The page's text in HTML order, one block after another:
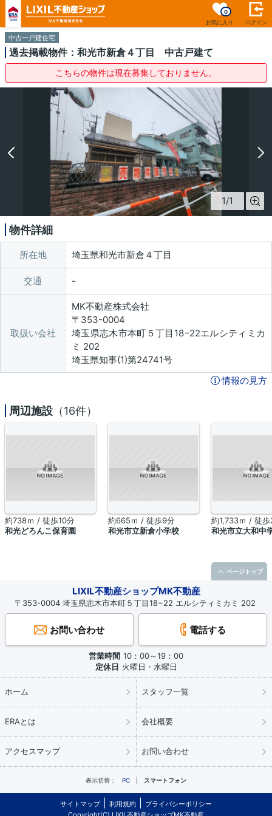
お気に入り
0
ログイン
中古一戸建住宅
過去掲載物件：和光市新倉４丁目 中古戸建て
こちらの物件は現在募集しておりません。
1/1
物件詳細
所在地 埼玉県和光市新倉４丁目
交通
取扱い会社
MK不動産株式会社
〒353-0004
埼玉県志木市本町５丁目18−22エルシティミカ
ミ 202
埼玉県知事(1)第24741号
情報の見方
周辺施設 （16件）
約738ｍ / 徒歩10分
和光どろんこ保育園
約665ｍ / 徒歩9分
和光市立新倉小学校
約1,733ｍ / 徒
和光市立大和中
LIXIL不動産ショップMK不動産
〒353-0004 埼玉県志木市本町５丁目18−22 エルシティミカミ 202
お問い合わせ 電話する
営業時間 10：00～19：00
定休日 火曜日・水曜日
ホーム スタッフ一覧
ERAとは 会社概要
アクセスマップ お問い合わせ
表示切替： PC スマートフォン
サイトマップ 利用規約
プライバシーポリシー
ページトップ